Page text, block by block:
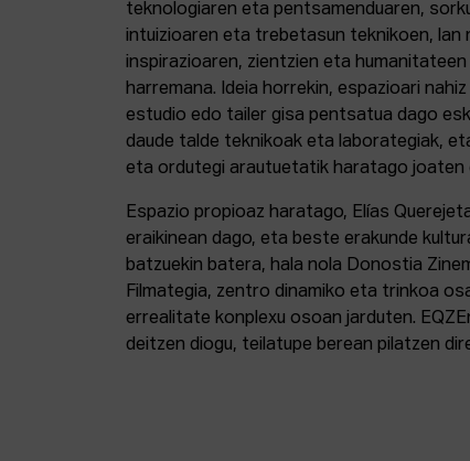
teknologiaren eta pentsamenduaren,
intuizioaren eta trebetasun teknikoen, lan
inspirazioaren, zientzien eta
harremana. Ideia horrekin, espazioari
estudio edo tailer gisa pentsatua dago
daude talde teknikoak eta laborategiak,
eta ordutegi arautuetatik haratago joaten
Espazio propioaz haratago, Elías
eraikinean dago, eta beste erakunde
batzuekin batera, hala nola Donostia
Filmategia, zentro dinamiko eta trinkoa
errealitate konplexu osoan jarduten.
deitzen diogu, teilatupe berean pilatzen